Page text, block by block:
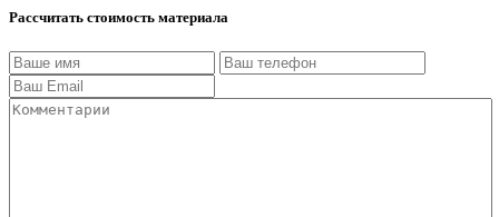
Рассчитать стоимость материала